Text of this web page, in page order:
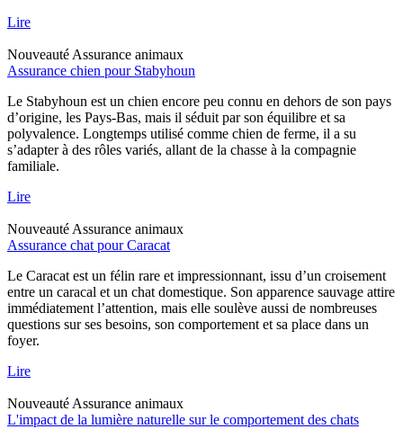
Lire
Nouveauté Assurance animaux
Assurance chien pour Stabyhoun
Le Stabyhoun est un chien encore peu connu en dehors de son pays
d’origine, les Pays-Bas, mais il séduit par son équilibre et sa
polyvalence. Longtemps utilisé comme chien de ferme, il a su
s’adapter à des rôles variés, allant de la chasse à la compagnie
familiale.
Lire
Nouveauté Assurance animaux
Assurance chat pour Caracat
Le Caracat est un félin rare et impressionnant, issu d’un croisement
entre un caracal et un chat domestique. Son apparence sauvage attire
immédiatement l’attention, mais elle soulève aussi de nombreuses
questions sur ses besoins, son comportement et sa place dans un
foyer.
Lire
Nouveauté Assurance animaux
L'impact de la lumière naturelle sur le comportement des chats